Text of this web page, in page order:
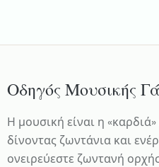
Οδηγός Μουσικής
Η μουσική είναι η
δίνοντας ζωντάνια και
ονειρεύεστε ζωντανή